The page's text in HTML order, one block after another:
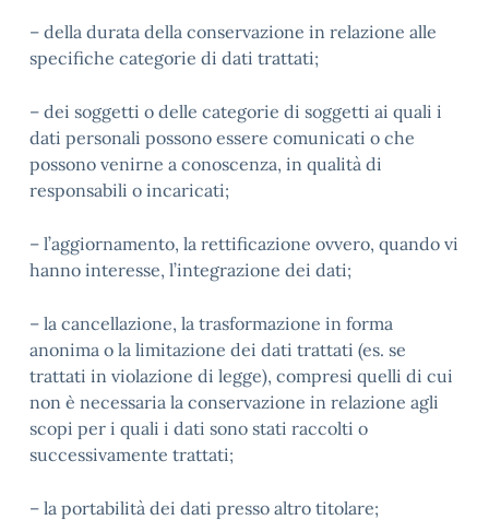
– della durata della conservazione in relazione alle
specifiche categorie di dati trattati;
– dei soggetti o delle categorie di soggetti ai quali i
dati personali possono essere comunicati o che
possono venirne a conoscenza, in qualità di
responsabili o incaricati;
– l’aggiornamento, la rettificazione ovvero, quando vi
hanno interesse, l’integrazione dei dati;
– la cancellazione, la trasformazione in forma
anonima o la limitazione dei dati trattati (es. se
trattati in violazione di legge), compresi quelli di cui
non è necessaria la conservazione in relazione agli
scopi per i quali i dati sono stati raccolti o
successivamente trattati;
– la portabilità dei dati presso altro titolare;